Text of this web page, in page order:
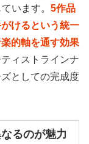
います。 5作品
けるという統一
的軸を通す効果
ィストラインナ
としての完成度
るのが魅力